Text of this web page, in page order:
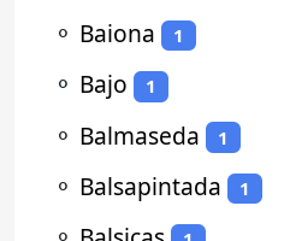
⚬ Baiona 1
⚬ Bajo 1
⚬ Balmaseda 1
⚬ Balsapintada 1